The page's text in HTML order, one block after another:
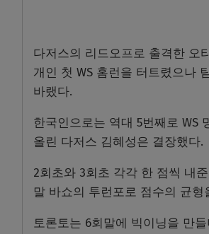
다저스의 리드오프로 출격한 오
개인 첫 WS 홈런을 터트렸으나
바랬다.
한국인으로는 역대 5번째로 WS
올린 다저스 김혜성은 결장했다.
2회초와 3회초 각각 한 점씩 내
말 바쇼의 투런포로 점수의 균형
토론토는 6회말에 빅이닝을 만